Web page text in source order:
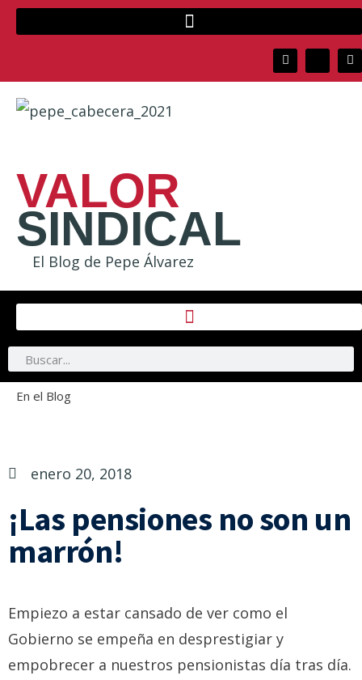
VALOR
SINDICAL
El Blog de Pepe Álvarez
En el Blog
enero 20, 2018
¡Las pensiones no son un
marrón!
Empiezo a estar cansado de ver como el
Gobierno se empeña en desprestigiar y
empobrecer a nuestros pensionistas día tras día.